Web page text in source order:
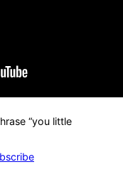
“you little